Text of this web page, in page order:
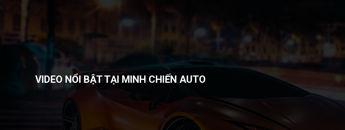
VIDEO NỔI BẬT TẠI MINH CHIẾN AUTO